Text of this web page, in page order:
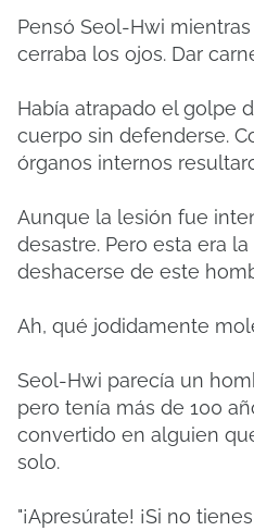
Pensó Seol-Hwi
cerraba los ojos. Dar
Había atrapado el golpe
cuerpo sin defenderse.
órganos internos
Aunque la lesión fue
desastre. Pero esta era
deshacerse de este
Ah, qué jodidamente
Seol-Hwi parecía un
pero tenía más de 100
convertido en alguien
solo.
"¡Apresúrate! ¡Si no